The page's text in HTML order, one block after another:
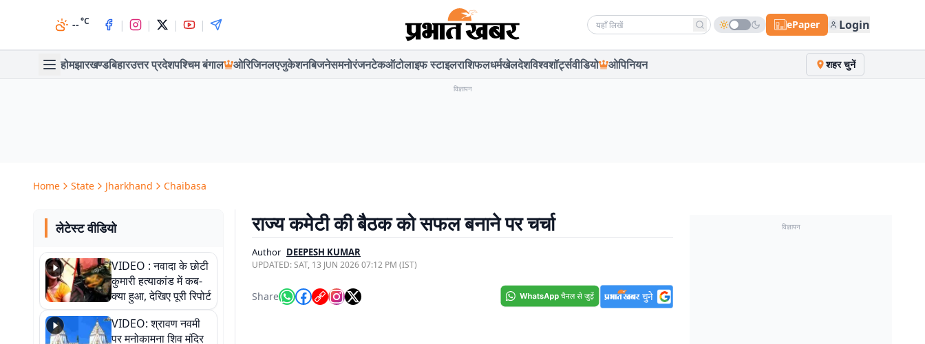
--°C | | | | Search news ePaper Login
होमझारखण्डबिहारउत्तर प्रदेशपश्चिम बंगाल ओरिजिनलएजुकेशनबिजनेसमनोरंजनटेकऑटोलाइफ स्टाइलराशिफलधर्मखेलदेशविश्वशॉर्ट्सवीडियो ओपिनियन शहर चुनें
विज्ञापन
Home State Jharkhand Chaibasa
लेटेस्ट वीडियो
VIDEO : नवादा के छोटी
कुमारी हत्याकांड में कब-
क्या हुआ, देखिए पूरी रिपोर्ट
VIDEO: श्रावण नवमी
पर मनोकामना शिव मंदिर
राज्य कमेटी की बैठक को सफल बनाने पर चर्चा
Author DEEPESH KUMAR
UPDATED:SAT, 13 JUN 2026 07:12 PM (IST)
Share
विज्ञापन